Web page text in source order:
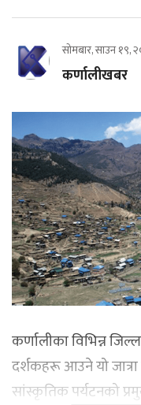
सोमबार, साउन १९,
कर्णालीखबर
कर्णालीका विभिन्न
दर्शकहरू आउने यो जात्रा
सांस्कृतिक पर्यटनको